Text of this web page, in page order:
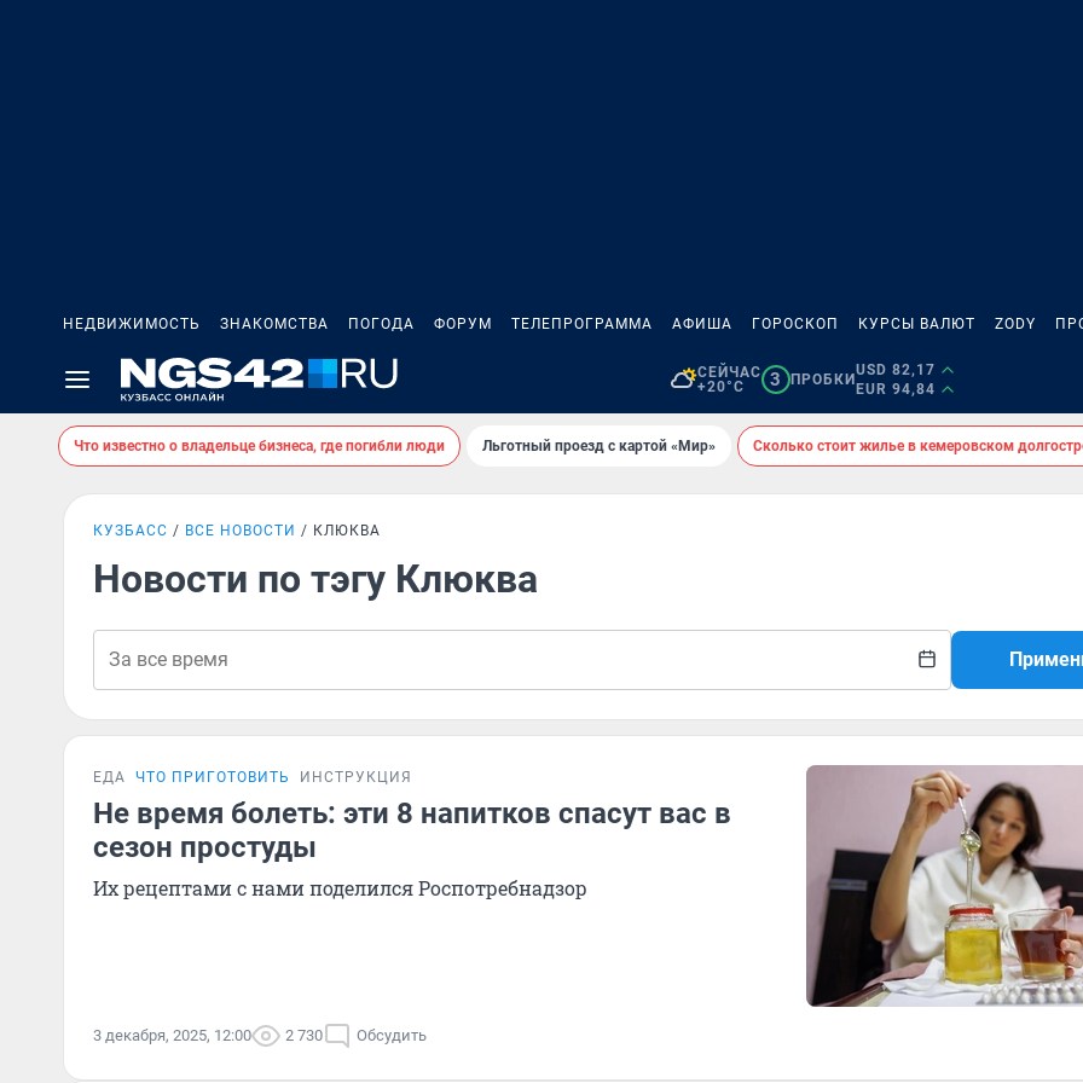
НЕДВИЖИМОСТЬ ЗНАКОМСТВА ПОГОДА ФОРУМ ТЕЛЕПРОГРАММА АФИША ГОРОСКОП КУРСЫ ВАЛЮТ ZODY
СЕЙЧАС
+20°C
3 ПРОБКИ
USD 82,17
EUR 94,84
Что известно о владельце бизнеса, где погибли люди Льготный проезд с картой «Мир» Сколько стоит жилье в кемеровском
КУЗБАСС ВСЕ НОВОСТИ КЛЮКВА
Новости по тэгу Клюква
ЕДА ЧТО ПРИГОТОВИТЬ ИНСТРУКЦИЯ
Не время болеть: эти 8 напитков спасут вас в
сезон простуды
Их рецептами с нами поделился Роспотребнадзор
3 декабря, 2025, 12:00 2 730 Обсудить